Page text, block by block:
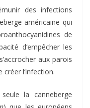
des infections
américaine qui
de
d’empêcher les
aux parois
créer l’infection.
la canneberge